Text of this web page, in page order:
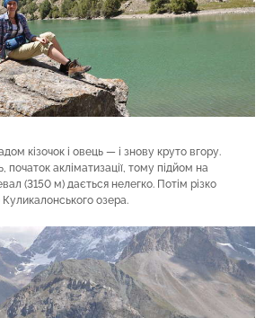
кізочок і овець — і знову круто вгору.
акліматизації, тому підйом на
(3150 м) дається нелегко. Потім різко
озера.